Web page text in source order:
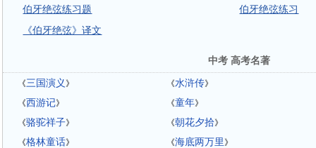
伯牙绝弦练习题
伯牙绝弦练习
《伯牙绝弦》译文
中考 高考名著
《三国演义 》 《水浒传》
《西游记》 《童年》
《骆驼祥子》 《朝花夕拾》
《格林童话》 《海底两万里 》